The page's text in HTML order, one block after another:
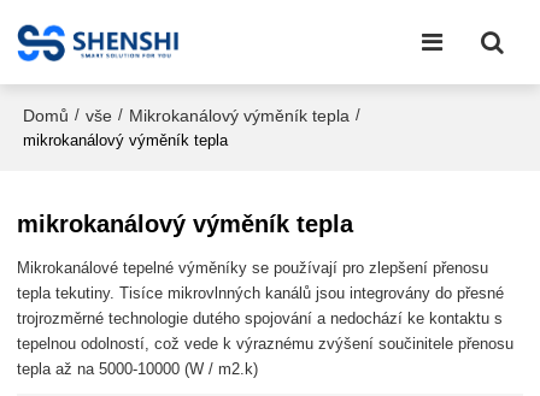
Domů / vše / Mikrokanálový výměník tepla /
mikrokanálový výměník tepla
mikrokanálový výměník tepla
Mikrokanálové tepelné výměníky se používají pro zlepšení přenosu
tepla tekutiny. Tisíce mikrovlnných kanálů jsou integrovány do přesné
trojrozměrné technologie dutého spojování a nedochází ke kontaktu s
tepelnou odolností, což vede k výraznému zvýšení součinitele přenosu
tepla až na 5000-10000 (W / m2.k)